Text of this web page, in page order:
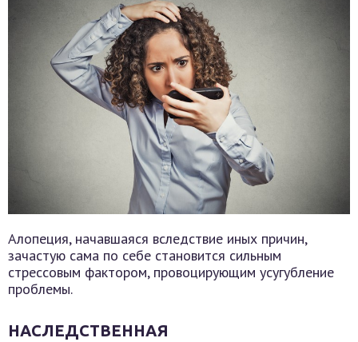
Алопеция, начавшаяся вследствие иных причин,
зачастую сама по себе становится сильным
стрессовым фактором, провоцирующим усугубление
проблемы.
НАСЛЕДСТВЕННАЯ